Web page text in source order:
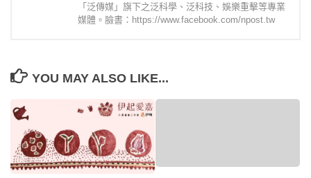
「泛傳媒」旗下之泛科學、泛科技、娛樂重擊等專業
媒體。臉書：https://www.facebook.com/npost.tw
YOU MAY ALSO LIKE...